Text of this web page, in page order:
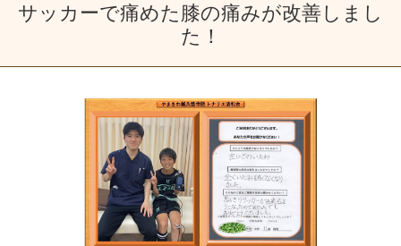
サッカーで痛めた膝の痛みが改善しまし
た！